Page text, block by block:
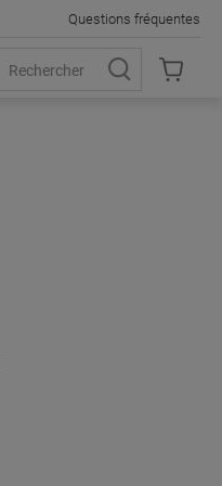
Questions fréquentes